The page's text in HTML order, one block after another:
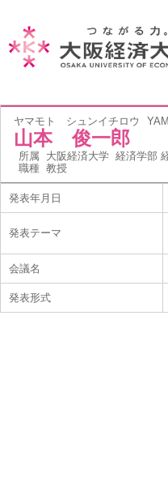
ヤマモト シュンイチロウ
山本 俊一郎
所属 大阪経済大学 経済学部
職種 教授
発表年月日
発表テーマ
会議名
発表形式